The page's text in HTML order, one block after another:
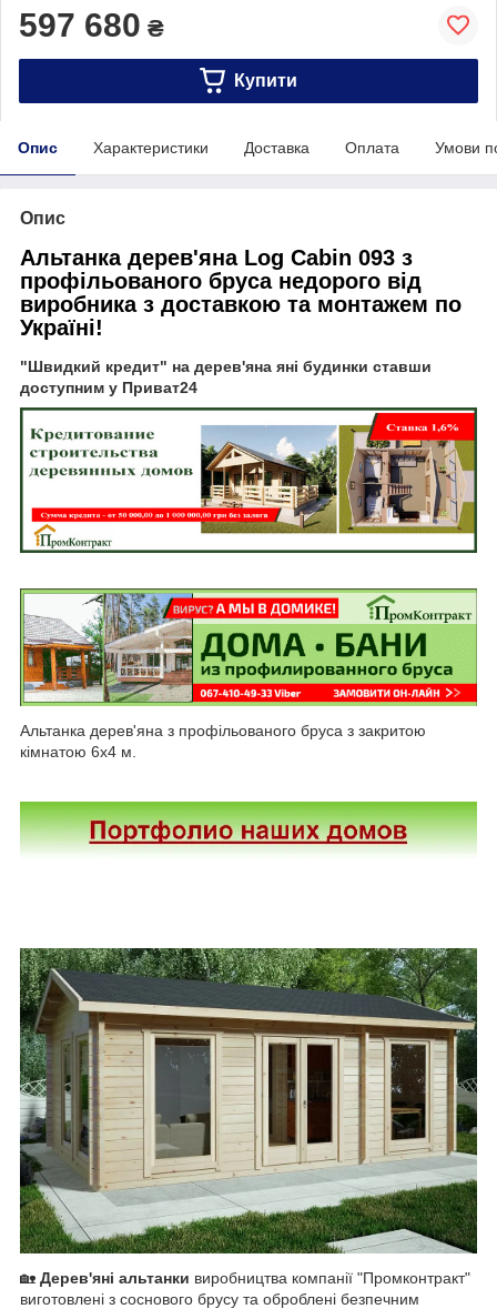
597 680 ₴
Купити
Опис Характеристики Доставка Оплата Умови
Опис
Альтанка дерев'яна Log Cabin 093 з
профільованого бруса недорого від
виробника з доставкою та монтажем по
Україні!
"Швидкий кредит" на дерев'яна яні будинки ставши
доступним у Приват24
Альтанка дерев'яна з профільованого бруса з закритою
кімнатою 6х4 м.
🏡 Дерев'яні альтанки виробництва компанії "Промконтракт"
виготовлені з соснового брусу та оброблені безпечним